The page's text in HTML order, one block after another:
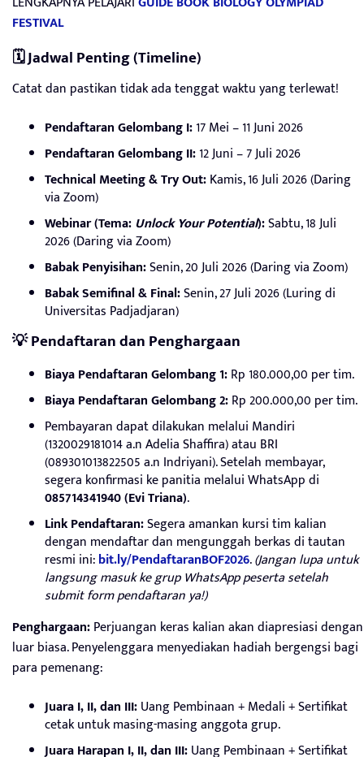
FESTIVAL
🗓️ Jadwal Penting (Timeline)
Catat dan pastikan tidak ada tenggat waktu yang terlewat!
Pendaftaran Gelombang I:17 Mei – 11 Juni 2026
Pendaftaran Gelombang II:12 Juni – 7 Juli 2026
Technical Meeting & Try Out:Kamis, 16 Juli 2026 (Daring
via Zoom)
Webinar (Tema: Unlock Your Potential):Sabtu, 18 Juli
2026 (Daring via Zoom)
Babak Penyisihan:Senin, 20 Juli 2026 (Daring via Zoom)
Babak Semifinal & Final:Senin, 27 Juli 2026 (Luring di
Universitas Padjadjaran)
💡 Pendaftaran dan Penghargaan
Biaya Pendaftaran Gelombang 1:Rp 180.000,00 per tim.
Biaya Pendaftaran Gelombang 2:Rp 200.000,00 per tim.
Pembayaran dapat dilakukan melalui Mandiri
(1320029181014 a.n Adelia Shaffira) atau BRI
(089301013822505 a.n Indriyani). Setelah membayar,
segera konfirmasi ke panitia melalui WhatsApp di
085714341940 (Evi Triana).
Link Pendaftaran:Segera amankan kursi tim kalian
dengan mendaftar dan mengunggah berkas di tautan
resmi ini:bit.ly/PendaftaranBOF2026.(Jangan lupa untuk
langsung masuk ke grup WhatsApp peserta setelah
submit form pendaftaran ya!)
Penghargaan:Perjuangan keras kalian akan diapresiasi dengan
luar biasa. Penyelenggara menyediakan hadiah bergengsi bagi
para pemenang:
Juara I, II, dan III:Uang Pembinaan + Medali + Sertifikat
cetak untuk masing-masing anggota grup.
Juara Harapan I, II, dan III:Uang Pembinaan + Sertifikat